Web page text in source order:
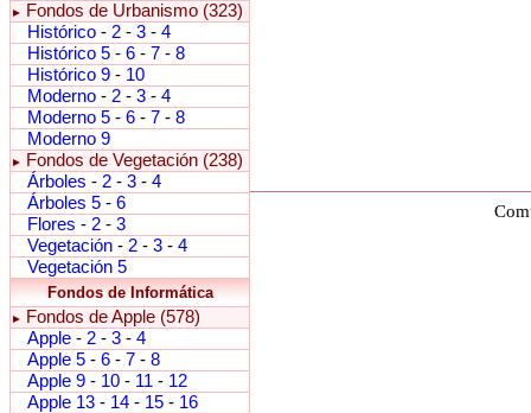
►
Fondos de Urbanismo (323)
Histórico - 2 - 3 - 4
Histórico 5 - 6 - 7 - 8
Histórico 9 - 10
Moderno - 2 - 3 - 4
Moderno 5 - 6 - 7 - 8
Moderno 9
►
Fondos de Vegetación (238)
Árboles - 2 - 3 - 4
Árboles 5 - 6
Flores - 2 - 3
Vegetación - 2 - 3 - 4
Vegetación 5
Fondos de Informática
►
Fondos de Apple (578)
Apple - 2 - 3 - 4
Apple 5 - 6 - 7 - 8
Apple 9 - 10 - 11 - 12
Apple 13 - 14 - 15 - 16